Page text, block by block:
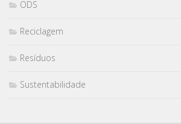
ODS
Reciclagem
Resíduos
Sustentabilidade